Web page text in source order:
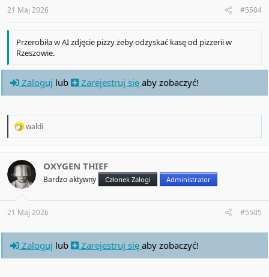
21 Maj 2026 #5504
Przerobiła w AI zdjęcie pizzy żeby odzyskać kasę od pizzerii w
Rzeszowie.
Zaloguj lub Zarejestruj się aby zobaczyć!
R
t
i
o
s
:
waldi
OXYGEN THIEF
Bardzo aktywny Członek Załogi Administrator
21 Maj 2026 #5505
Zaloguj lub Zarejestruj się aby zobaczyć!